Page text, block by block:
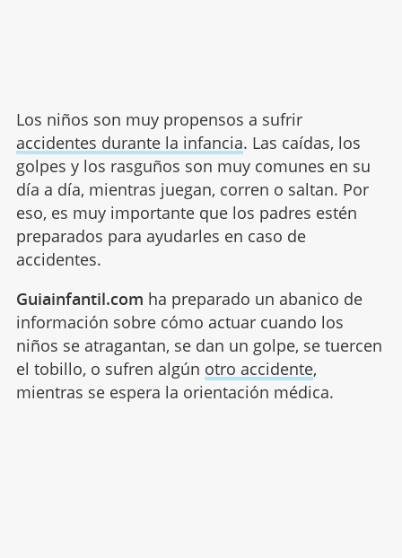
Los niños son muy propensos a sufrir
accidentes durante la infancia. Las caídas, los
golpes y los rasguños son muy comunes en su
día a día, mientras juegan, corren o saltan. Por
eso, es muy importante que los padres estén
preparados para ayudarles en caso de
accidentes.
Guiainfantil.com ha preparado un abanico de
información sobre cómo actuar cuando los
niños se atragantan, se dan un golpe, se tuercen
el tobillo, o sufren algún otro accidente,
mientras se espera la orientación médica.